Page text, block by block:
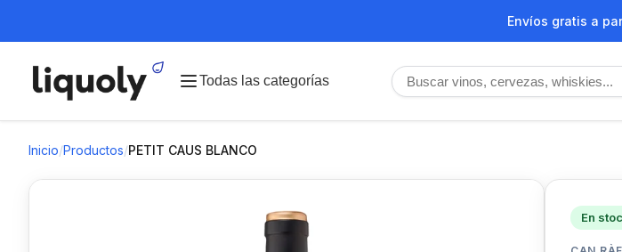
Envíos gratis a
Todas las categorías
Inicio/Productos/PETIT CAUS BLANCO
En